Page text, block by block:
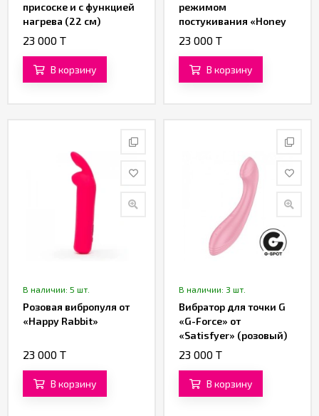
присоске и с функцией
нагрева (22 см)
23 000 T
В корзину
режимом
постукивания «Honey
Hop» (белый)
23 000 T
В корзину
В наличии: 5 шт.
Розовая вибропуля от
«Happy Rabbit»
23 000 T
В корзину
В наличии: 3 шт.
Вибратор для точки G
«G-Force» от
«Satisfyer» (розовый)
23 000 T
В корзину